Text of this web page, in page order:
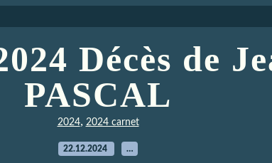
Décès de
PASCAL
2024, 2024 carnet
22.12.2024 …